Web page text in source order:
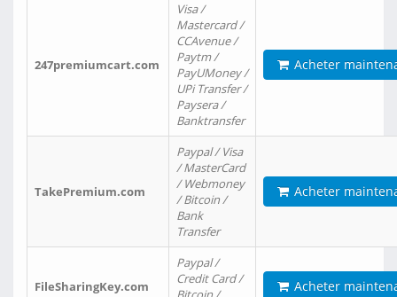
247premiumcart.com
Visa /
Mastercard /
CCAvenue /
Paytm /
PayUMoney /
UPi Transfer /
Paysera /
Banktransfer
Acheter
TakePremium.com
Paypal / Visa
/ MasterCard
/ Webmoney
/ Bitcoin /
Bank
Transfer
Acheter
FileSharingKey.com
Paypal /
Credit Card /
Acheter